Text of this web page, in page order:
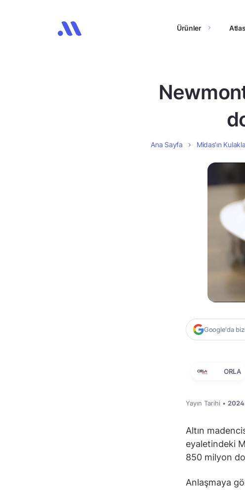
Ürünler Atlas
Ana Sayfa Midas’ın
Google'da
ORLA
Yayın Tarihi •
Altın
eyaletindeki
850 milyon
Anlaşmaya